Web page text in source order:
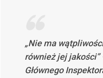
„Nie ma
również jej jakości”
Głównego